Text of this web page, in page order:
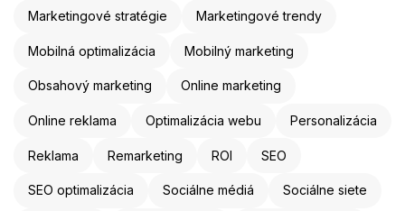
Marketingové stratégie Marketingové trendy
Mobilná optimalizácia Mobilný marketing
Obsahový marketing Online marketing
Online reklama Optimalizácia webu Personalizácia
Reklama Remarketing ROI SEO
SEO optimalizácia Sociálne médiá Sociálne siete